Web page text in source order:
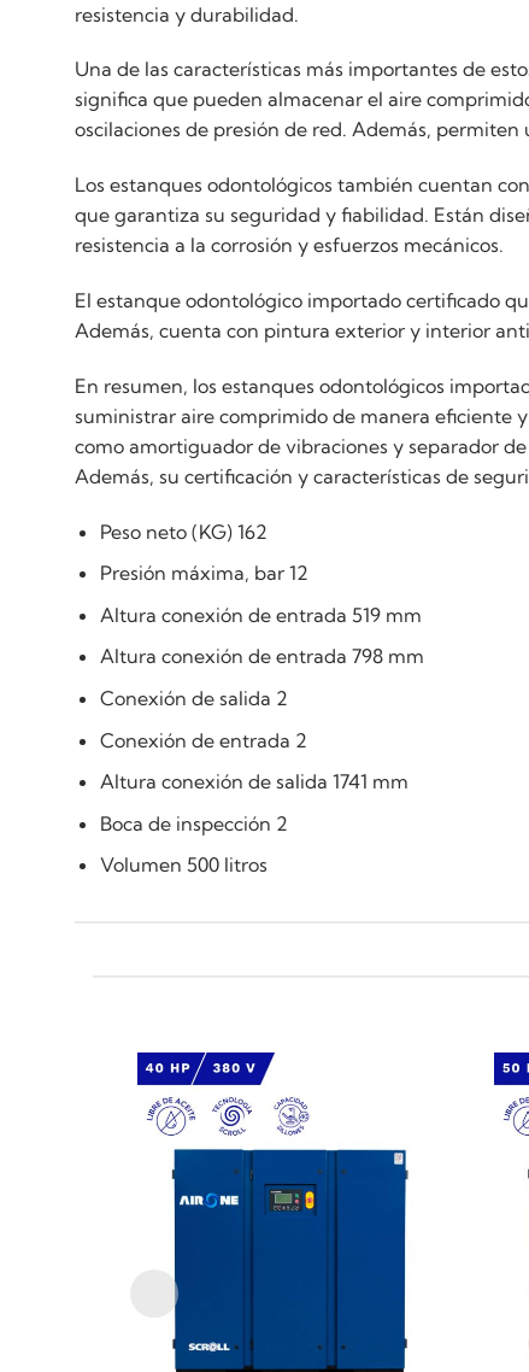
resistencia y durabilidad.
Una de las características más importantes de
significa que pueden almacenar el aire
oscilaciones de presión de red. Además,
Los estanques odontológicos también cuentan
que garantiza su seguridad y fiabilidad. Están
resistencia a la corrosión y esfuerzos mecánicos.
El estanque odontológico importado certificado
Además, cuenta con pintura exterior y interior
En resumen, los estanques odontológicos
suministrar aire comprimido de manera eficiente
como amortiguador de vibraciones y separador
Además, su certificación y características de
Peso neto (KG) 162
Presión máxima, bar 12
Altura conexión de entrada 519 mm
Altura conexión de entrada 798 mm
Conexión de salida 2
Conexión de entrada 2
Altura conexión de salida 1741 mm
Boca de inspección 2
Volumen 500 litros